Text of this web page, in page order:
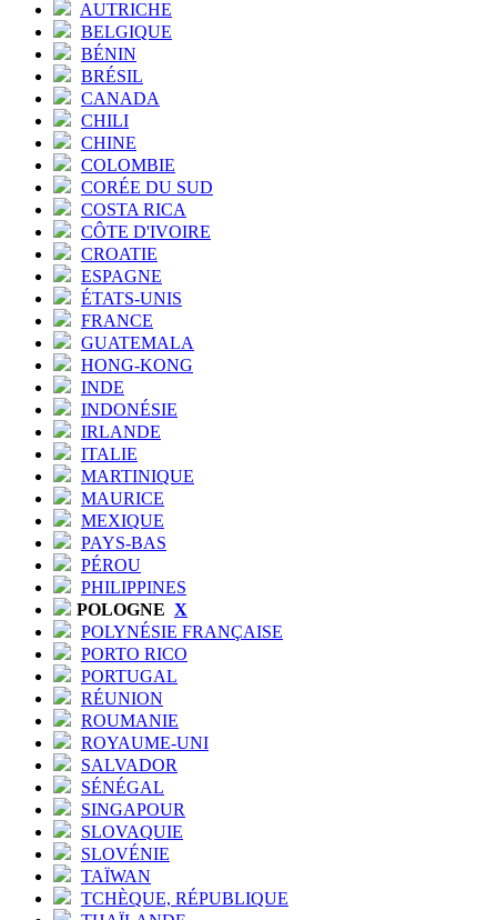
AUTRICHE
BELGIQUE
BÉNIN
BRÉSIL
CANADA
CHILI
CHINE
COLOMBIE
CORÉE DU SUD
COSTA RICA
CÔTE D'IVOIRE
CROATIE
ESPAGNE
ÉTATS-UNIS
FRANCE
GUATEMALA
HONG-KONG
INDE
INDONÉSIE
IRLANDE
ITALIE
MARTINIQUE
MAURICE
MEXIQUE
PAYS-BAS
PÉROU
PHILIPPINES
POLOGNE X
POLYNÉSIE FRANÇAISE
PORTO RICO
PORTUGAL
RÉUNION
ROUMANIE
ROYAUME-UNI
SALVADOR
SÉNÉGAL
SINGAPOUR
SLOVAQUIE
SLOVÉNIE
TAÏWAN
TCHÈQUE, RÉPUBLIQUE